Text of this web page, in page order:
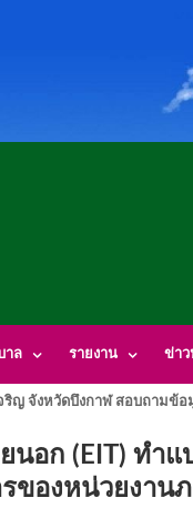
าล รายงาน ข่า
ริญ จังหวัดบึงกาฬ สอบถามข้
อก (EIT) ทำแ
องหน่วยงานภ